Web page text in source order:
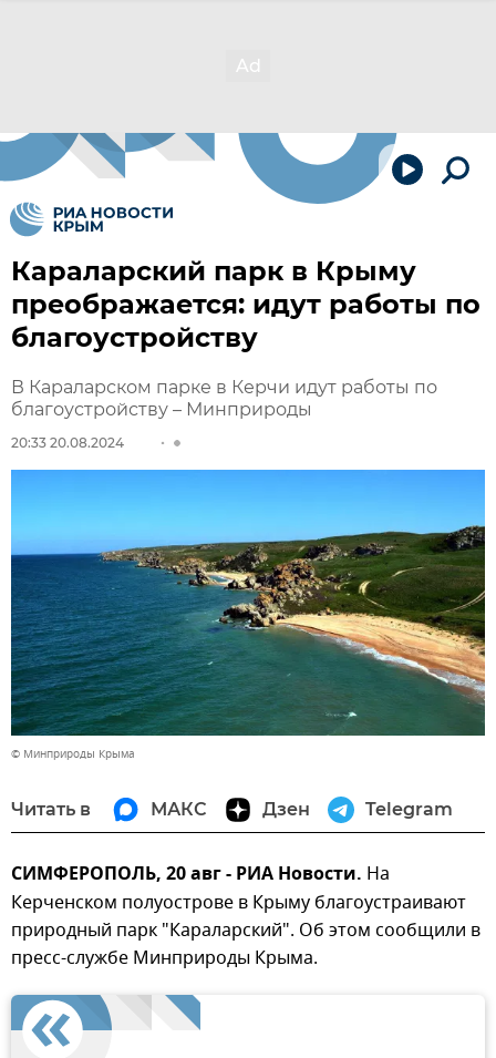
Караларский парк в Крыму
преображается: идут работы по
благоустройству
В Караларском парке в Керчи идут работы по
благоустройству – Минприроды
20:33 20.08.2024
© Минприроды Крыма
Читать в МАКС Дзен Telegram
СИМФЕРОПОЛЬ, 20 авг - РИА Новости. На
Керченском полуострове в Крыму благоустраивают
природный парк "Караларский". Об этом сообщили в
пресс-службе Минприроды Крыма.